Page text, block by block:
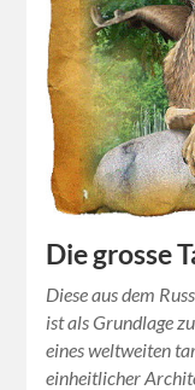
Die grosse
Diese aus dem
ist als Grundlage
eines weltweiten
einheitlicher